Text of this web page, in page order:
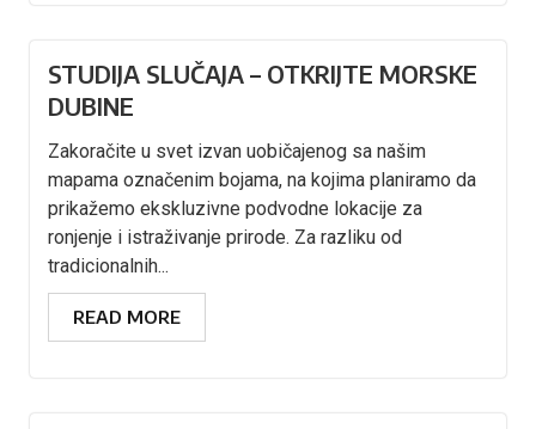
STUDIJA SLUČAJA – OTKRIJTE MORSKE
DUBINE
Zakoračite u svet izvan uobičajenog sa našim
mapama označenim bojama, na kojima planiramo da
prikažemo ekskluzivne podvodne lokacije za
ronjenje i istraživanje prirode. Za razliku od
tradicionalnih...
READ MORE